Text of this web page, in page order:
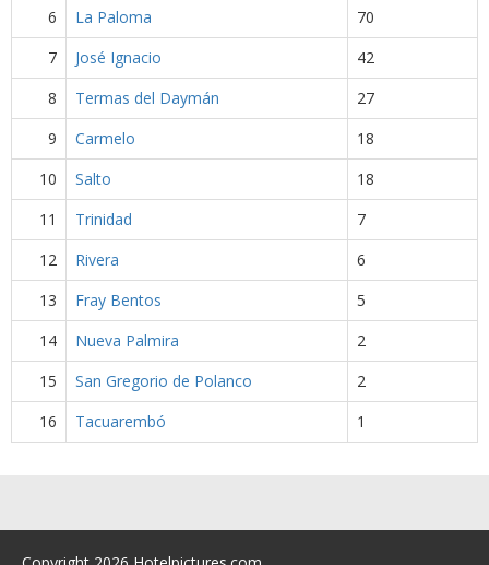
6
La Paloma
70
7
José Ignacio
42
8
Termas del Daymán
27
9
Carmelo
18
10
Salto
18
11
Trinidad
7
12
Rivera
6
13
Fray Bentos
5
14
Nueva Palmira
2
15
San Gregorio de Polanco
2
16
Tacuarembó 1